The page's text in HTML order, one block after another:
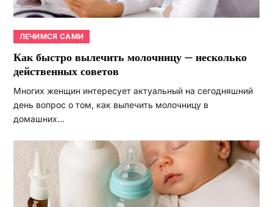
ЛЕЧИМСЯ САМИ
Как быстро вылечить молочницу — несколько
действенных советов
Многих женщин интересует актуальный на сегодняшний
день вопрос о том, как вылечить молочницу в
домашних…